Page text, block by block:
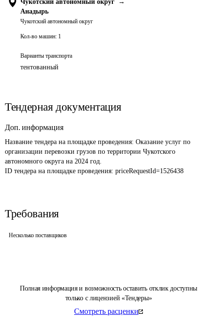
Полная информация и возможность оставить отклик доступны
только с лицензией «Тендеры»
Смотреть расценки
Чукотский автономный округ
→
Анадырь
Чукотский автономный округ
Кол-во машин: 1
Варианты транспорта
тентованный
Тендерная документация
Доп. информация
Название тендера на площадке проведения: Оказание услуг по
организации перевозки грузов по территории Чукотского
автономного округа на 2024 год.
ID тендера на площадке проведения: priceRequestId=1526438
Требования
Несколько поставщиков